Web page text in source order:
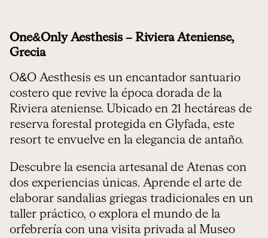
One&Only Aesthesis – Riviera Ateniense,
Grecia
O&O Aesthesis es un encantador santuario
costero que revive la época dorada de la
Riviera ateniense. Ubicado en 21 hectáreas de
reserva forestal protegida en Glyfada, este
resort te envuelve en la elegancia de antaño.
Descubre la esencia artesanal de Atenas con
dos experiencias únicas. Aprende el arte de
elaborar sandalias griegas tradicionales en un
taller práctico, o explora el mundo de la
orfebrería con una visita privada al Museo